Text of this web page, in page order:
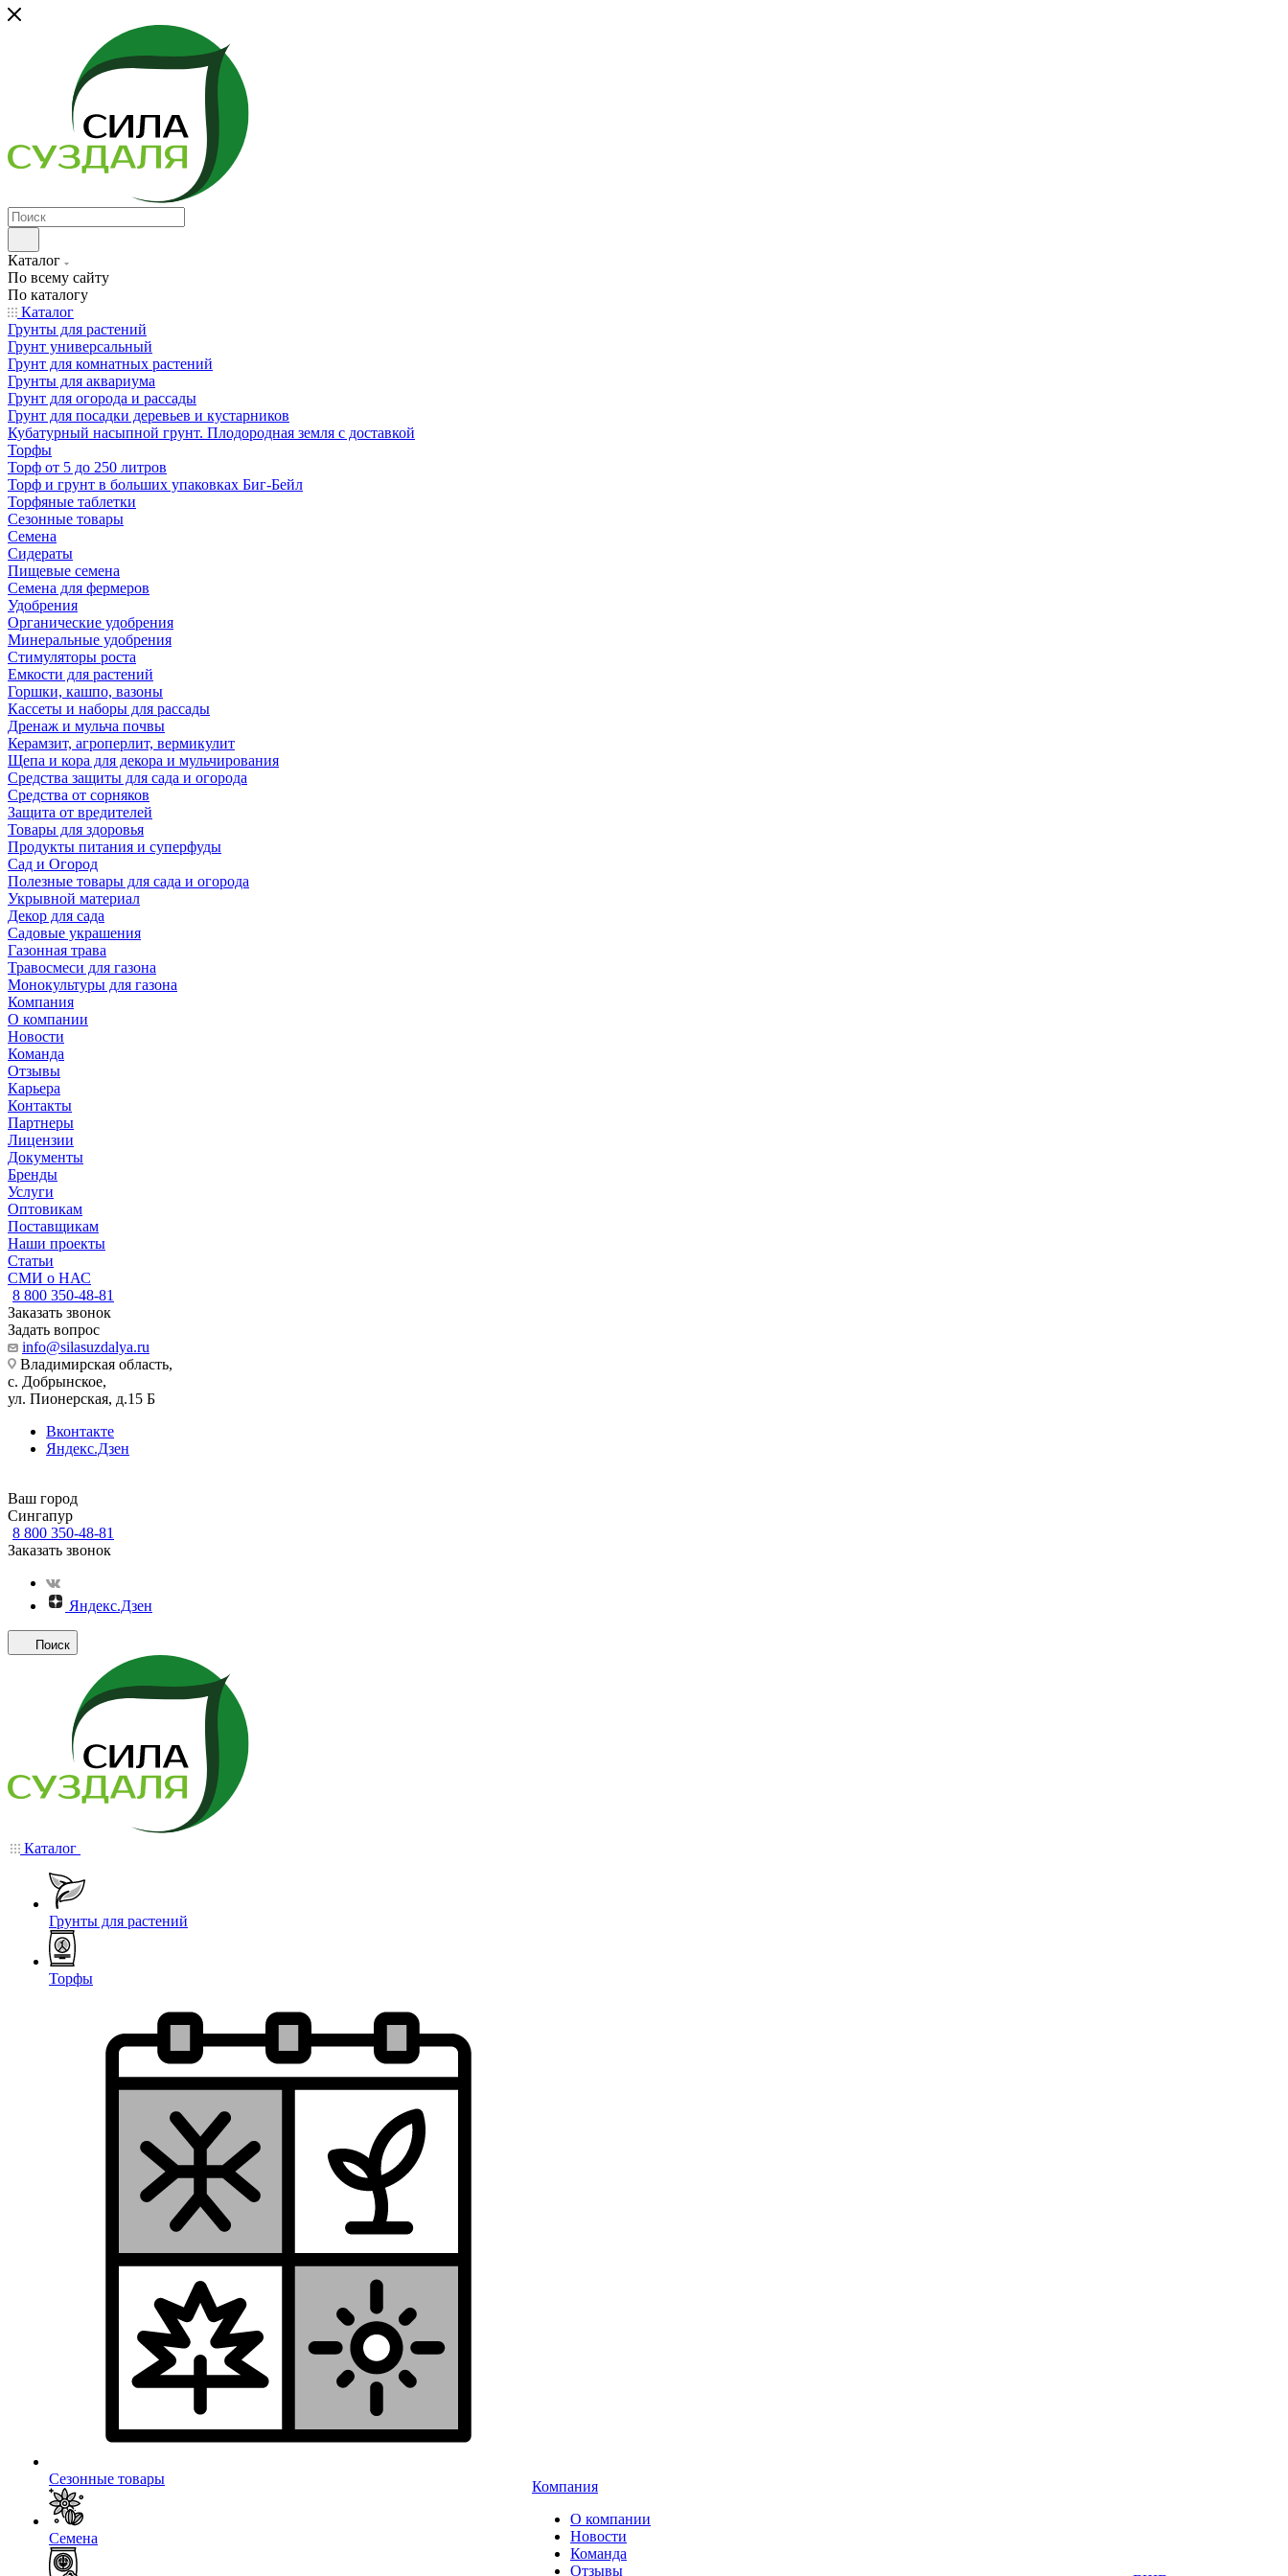
Каталог
По всему сайту
По каталогу
Каталог
Грунты для растений
Грунт универсальный
Грунт для комнатных растений
Грунты для аквариума
Грунт для огорода и рассады
Грунт для посадки деревьев и кустарников
Кубатурный насыпной грунт. Плодородная земля с доставкой
Торфы
Торф от 5 до 250 литров
Торф и грунт в больших упаковках Биг-Бейл
Торфяные таблетки
Сезонные товары
Семена
Сидераты
Пищевые семена
Семена для фермеров
Удобрения
Органические удобрения
Минеральные удобрения
Стимуляторы роста
Емкости для растений
Горшки, кашпо, вазоны
Кассеты и наборы для рассады
Дренаж и мульча почвы
Керамзит, агроперлит, вермикулит
Щепа и кора для декора и мульчирования
Средства защиты для сада и огорода
Средства от сорняков
Защита от вредителей
Товары для здоровья
Продукты питания и суперфуды
Сад и Огород
Полезные товары для сада и огорода
Укрывной материал
Декор для сада
Садовые украшения
Газонная трава
Травосмеси для газона
Монокультуры для газона
Компания
О компании
Новости
Команда
Отзывы
Карьера
Контакты
Партнеры
Лицензии
Документы
Бренды
Услуги
Оптовикам
Поставщикам
Наши проекты
Статьи
СМИ о НАС
8 800 350-48-81
Заказать звонок
Задать вопрос
info@silasuzdalya.ru
Владимирская область,
с. Добрынское,
ул. Пионерская, д.15 Б
Вконтакте
Яндекс.Дзен
Ваш город
Сингапур
8 800 350-48-81
Заказать звонок
Яндекс.Дзен
Поиск
Каталог
Грунты для растений
Торфы
Сезонные товары
Семена
Компания
О компании
Новости
Команда
Отзывы